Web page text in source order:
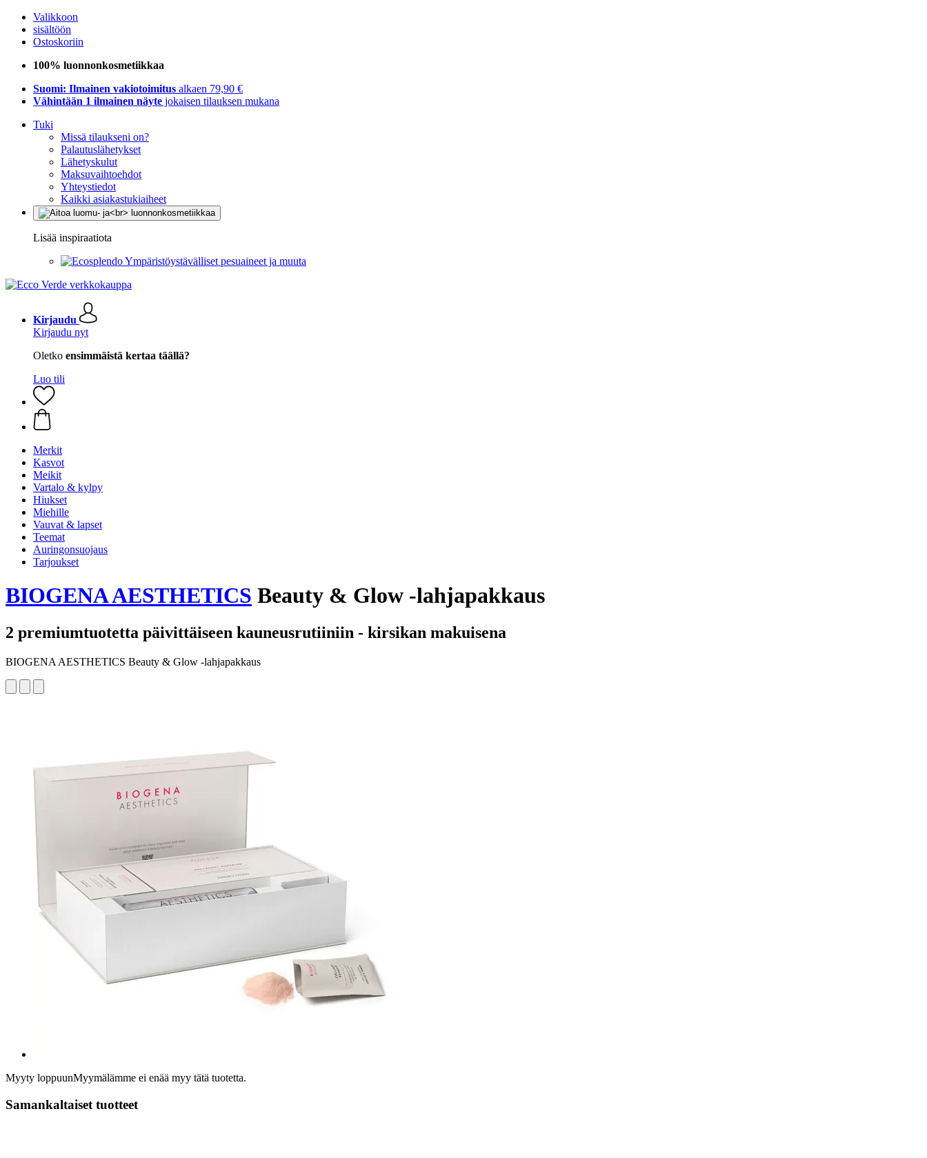
Valikkoon
sisältöön
Ostoskoriin
100% luonnonkosmetiikkaa
Suomi: Ilmainen vakiotoimitus alkaen 79,90 €
Vähintään 1 ilmainen näyte jokaisen tilauksen mukana
Tuki
Missä tilaukseni on?
Palautuslähetykset
Lähetyskulut
Maksuvaihtoehdot
Yhteystiedot
Kaikki asiakastukiaiheet
Lisää inspiraatiota
Ympäristöystävälliset pesuaineet ja muuta
Kirjaudu
Kirjaudu nyt
Oletko ensimmäistä kertaa täällä?
Luo tili
Merkit
Kasvot
Meikit
Vartalo & kylpy
Hiukset
Miehille
Vauvat & lapset
Teemat
Auringonsuojaus
Tarjoukset
BIOGENA AESTHETICS Beauty & Glow -lahjapakkaus
2 premiumtuotetta päivittäiseen kauneusrutiiniin - kirsikan makuisena
BIOGENA AESTHETICS Beauty & Glow -lahjapakkaus
Myyty loppuunMyymälämme ei enää myy tätä tuotetta.
Samankaltaiset tuotteet